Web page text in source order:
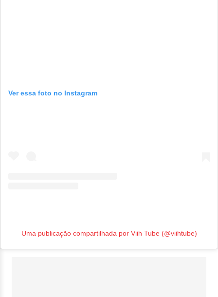
Ver essa foto no Instagram
Uma publicação compartilhada por Viih Tube (@viihtube)